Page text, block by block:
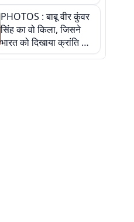
PHOTOS : बाबू वीर कुंवर
सिंह का वो किला, जिसने
भारत को दिखाया क्रांति का
रास्ता: तस्वीरों में देखिए